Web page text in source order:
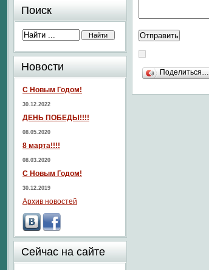
Поделиться…
Поиск
Новости
С Новым Годом!
30.12.2022
ДЕНЬ ПОБЕДЫ!!!!
08.05.2020
8 марта!!!!
08.03.2020
С Новым Годом!
30.12.2019
Архив новостей
Сейчас на сайте